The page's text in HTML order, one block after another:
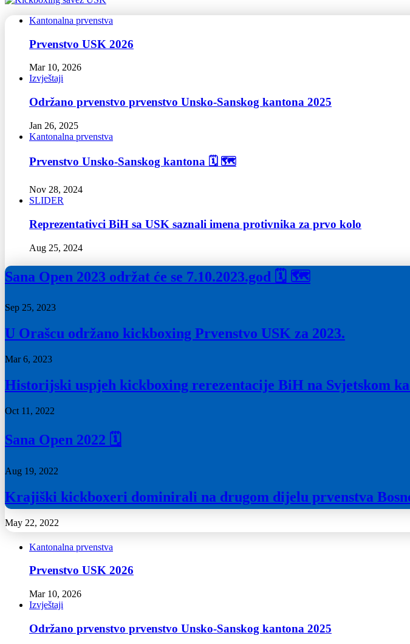
Kantonalna prvenstva
Prvenstvo USK 2026
Mar 10, 2026
Izvještaji
Održano prvenstvo prvenstvo Unsko-Sanskog kantona 2025
Jan 26, 2025
Kantonalna prvenstva
Prvenstvo Unsko-Sanskog kantona 🗓 🗺
Nov 28, 2024
SLIDER
Reprezentativci BiH sa USK saznali imena protivnika za prvo kolo
Aug 25, 2024
Sana Open 2023 održat će se 7.10.2023.god 🗓 🗺
Sep 25, 2023
U Orašcu održano kickboxing Prvenstvo USK za 2023.
Mar 6, 2023
Historijski uspjeh kickboxing rerezentacije BiH na Svjetskom
Oct 11, 2022
Sana Open 2022 🗓
Aug 19, 2022
Krajiški kickboxeri dominirali na drugom dijelu prvenstva
May 22, 2022
Kantonalna prvenstva
Prvenstvo USK 2026
Mar 10, 2026
Izvještaji
Održano prvenstvo prvenstvo Unsko-Sanskog kantona 2025